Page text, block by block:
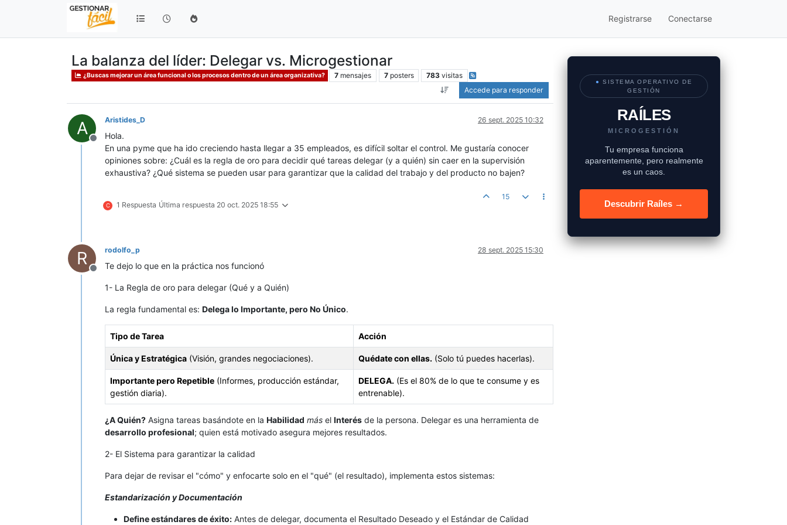
Registrarse Conectarse
La balanza del líder: Delegar vs. Microgestionar
¿Buscas mejorar un área funcional o los procesos dentro de un área organizativa? 7 mensajes 7 posters 783 visitas
Accede para responder
A
Desconectado
Aristides_D 26 sept. 2025 10:32
Hola.
En una pyme que ha ido creciendo hasta llegar a 35 empleados, es difícil soltar el control. Me gustaría conocer
opiniones sobre: ¿Cuál es la regla de oro para decidir qué tareas delegar (y a quién) sin caer en la supervisión
exhaustiva? ¿Qué sistema se pueden usar para garantizar que la calidad del trabajo y del producto no bajen?
C 1 Respuesta Última respuesta 20 oct. 2025 18:55
15
R
Desconectado
rodolfo_p 28 sept. 2025 15:30
Te dejo lo que en la práctica nos funcionó
1- La Regla de oro para delegar (Qué y a Quién)
La regla fundamental es: Delega lo Importante, pero No Único.
Tipo de Tarea Acción
Única y Estratégica (Visión, grandes negociaciones). Quédate con ellas. (Solo tú puedes hacerlas).
Importante pero Repetible (Informes, producción estándar,
gestión diaria).
DELEGA. (Es el 80% de lo que te consume y es
entrenable).
¿A Quién? Asigna tareas basándote en la Habilidad más el Interés de la persona. Delegar es una herramienta de
desarrollo profesional; quien está motivado asegura mejores resultados.
2- El Sistema para garantizar la calidad
Para dejar de revisar el "cómo" y enfocarte solo en el "qué" (el resultado), implementa estos sistemas:
Estandarización y Documentación
Define estándares de éxito: Antes de delegar, documenta el Resultado Deseado y el Estándar de Calidad
●
SISTEMA OPERATIVO DE
GESTIÓN
RAÍLES
MICROGESTIÓN
Tu empresa funciona
aparentemente, pero realmente
es un caos.
Descubrir Raíles →